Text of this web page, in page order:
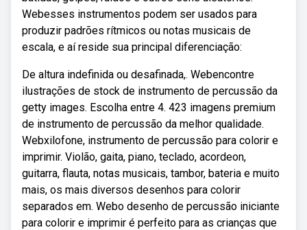
Webesses instrumentos podem ser usados para
produzir padrões rítmicos ou notas musicais de
escala, e aí reside sua principal diferenciação:
De altura indefinida ou desafinada,. Webencontre
ilustrações de stock de instrumento de percussão da
getty images. Escolha entre 4. 423 imagens premium
de instrumento de percussão da melhor qualidade.
Webxilofone, instrumento de percussão para colorir e
imprimir. Violão, gaita, piano, teclado, acordeon,
guitarra, flauta, notas musicais, tambor, bateria e muito
mais, os mais diversos desenhos para colorir
separados em. Webo desenho de percussão iniciante
para colorir e imprimir é perfeito para as crianças que